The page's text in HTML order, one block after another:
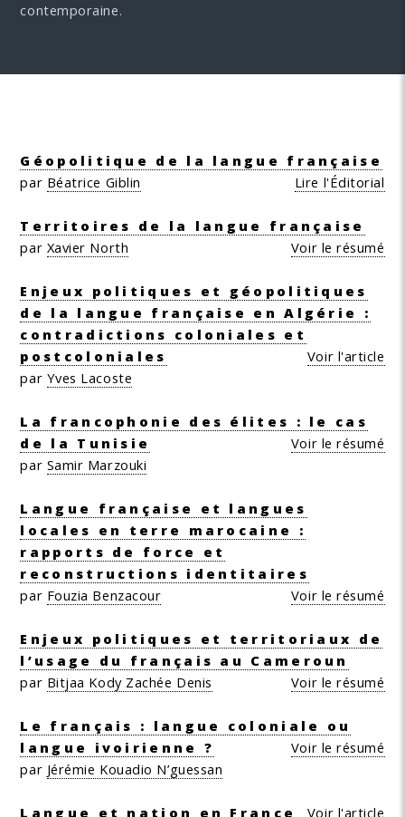
contemporaine.
Géopolitique de la langue française
Lire l'Éditorial
par Béatrice Giblin
Territoires de la langue française
Voir le résumé
par Xavier North
Enjeux politiques et géopolitiques
de la langue française en Algérie :
contradictions coloniales et
postcoloniales
Voir l'article
par Yves Lacoste
La francophonie des élites : le cas
de la Tunisie
Voir le résumé
par Samir Marzouki
Langue française et langues
locales en terre marocaine :
rapports de force et
reconstructions identitaires
Voir le résumé
par Fouzia Benzacour
Enjeux politiques et territoriaux de
l’usage du français au Cameroun
Voir le résumé
par Bitjaa Kody Zachée Denis
Le français : langue coloniale ou
langue ivoirienne ?
Voir le résumé
par Jérémie Kouadio N’guessan
Langue et nation en France
Voir l'article